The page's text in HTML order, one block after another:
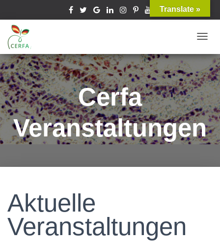
O
G
G
L
E
A
V
G
Cerfa
Veranstaltungen
Aktuelle
Veranstaltungen
Translate »